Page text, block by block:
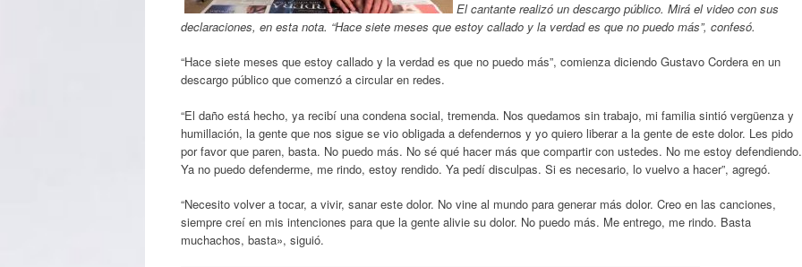
El cantante realizó un descargo público. Mirá el video con sus
declaraciones, en esta nota. “Hace siete meses que estoy callado y la verdad es que no puedo más”, confesó.
“Hace siete meses que estoy callado y la verdad es que no puedo más”, comienza diciendo Gustavo Cordera en un
descargo público que comenzó a circular en redes.
“El daño está hecho, ya recibí una condena social, tremenda. Nos quedamos sin trabajo, mi familia sintió vergüenza y
humillación, la gente que nos sigue se vio obligada a defendernos y yo quiero liberar a la gente de este dolor. Les pido
por favor que paren, basta. No puedo más. No sé qué hacer más que compartir con ustedes. No me estoy defendiendo.
Ya no puedo defenderme, me rindo, estoy rendido. Ya pedí disculpas. Si es necesario, lo vuelvo a hacer”, agregó.
“Necesito volver a tocar, a vivir, sanar este dolor. No vine al mundo para generar más dolor. Creo en las canciones,
siempre creí en mis intenciones para que la gente alivie su dolor. No puedo más. Me entrego, me rindo. Basta
muchachos, basta», siguió.